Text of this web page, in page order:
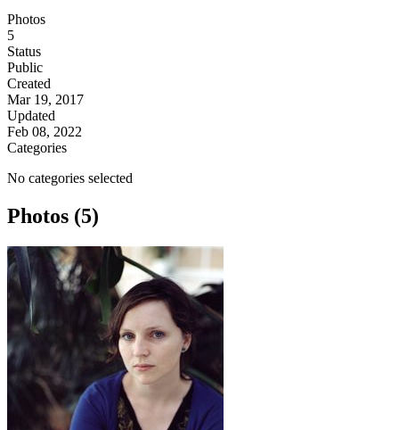
Photos
5
Status
Public
Created
Mar 19, 2017
Updated
Feb 08, 2022
Categories
No categories selected
Photos (5)